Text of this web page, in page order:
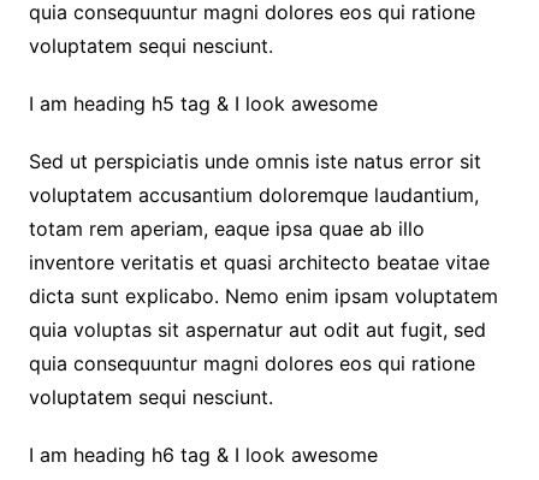
quia consequuntur magni dolores eos qui ratione
voluptatem sequi nesciunt.
I am heading h5 tag & I look awesome
Sed ut perspiciatis unde omnis iste natus error sit
voluptatem accusantium doloremque laudantium,
totam rem aperiam, eaque ipsa quae ab illo
inventore veritatis et quasi architecto beatae vitae
dicta sunt explicabo. Nemo enim ipsam voluptatem
quia voluptas sit aspernatur aut odit aut fugit, sed
quia consequuntur magni dolores eos qui ratione
voluptatem sequi nesciunt.
I am heading h6 tag & I look awesome